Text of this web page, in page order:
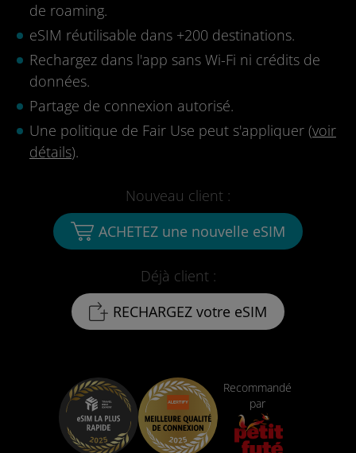
de roaming.
eSIM réutilisable dans +200 destinations.
Rechargez dans l'app sans Wi-Fi ni crédits de
données.
Partage de connexion autorisé.
Une politique de Fair Use peut s'appliquer (voir
détails).
Déjà client :
RECHARGEZ votre eSIM
Nouveau client :
ACHETEZ une nouvelle eSIM
Recommandé
par